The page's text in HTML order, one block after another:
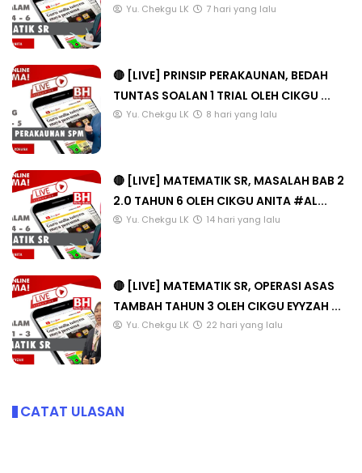
Yu. Chekgu LK 7 hari yang lalu
🔴 [LIVE] PRINSIP PERAKAUNAN, BEDAH
TUNTAS SOALAN 1 TRIAL OLEH CIKGU ...
Yu. Chekgu LK 8 hari yang lalu
🔴 [LIVE] MATEMATIK SR, MASALAH BAB 2
2.0 TAHUN 6 OLEH CIKGU ANITA #AL...
Yu. Chekgu LK 14 hari yang lalu
🔴 [LIVE] MATEMATIK SR, OPERASI ASAS
TAMBAH TAHUN 3 OLEH CIKGU EYYZAH ...
Yu. Chekgu LK 22 hari yang lalu
CATAT ULASAN